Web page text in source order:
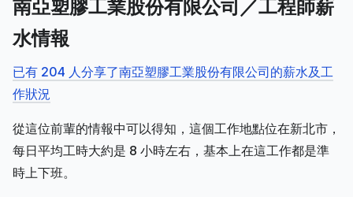
南亞塑膠工業股份有限公司／工程師薪
水情報
已有 204 人分享了南亞塑膠工業股份有限公司的薪水及工
作狀況
從這位前輩的情報中可以得知，這個工作地點位在新北市，
每日平均工時大約是 8 小時左右，基本上在這工作都是準
時上下班。